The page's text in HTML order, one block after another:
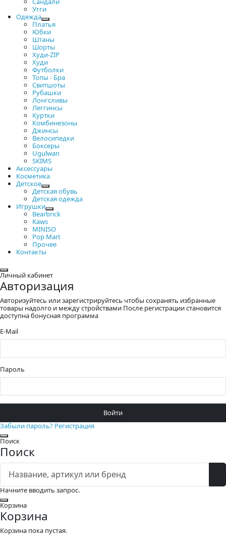
Угги
Одежда
Платья
Юбки
Штаны
Шорты
Худи-ZIP
Худи
Футболки
Топы - Бра
Свитшоты
Рубашки
Лонгсливы
Леггинсы
Куртки
Комбинезоны
Джинсы
Велосипедки
Боксеры
Ugulwan
SKIMS
Аксессуары
Косметика
Детское
Детская обувь
Детская одежда
Игрушки
Bearbrick
Kaws
MINISO
Pop Mart
Прочее
Контакты
Закрыть
Личный кабинет
Авторизация
Авторизуйтесь или зарегистрируйтесь чтобы сохранять избранные
товары надолго и между стройствами После регистрации становится
доступна бонусная программа
E-Mail
Пароль
Войти
Забыли пароль? Регистрация
Закрыть
Поиск
Поиск
Начните вводить запрос.
Закрыть
Корзина
Корзина
Корзина пока пустая.